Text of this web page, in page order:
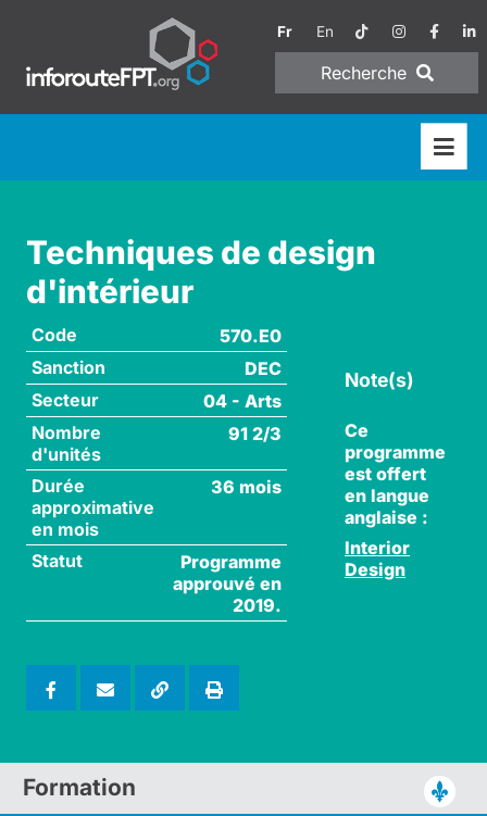
Fr En
Recherche
Techniques de design
d'intérieur
Code
570.E0
Sanction
DEC
Secteur
04 - Arts
Nombre
d'unités
91 2/3
Durée
approximative
en mois
36 mois
Statut
Programme
approuvé en
2019.
Note(s)
Ce
programme
est offert
en langue
anglaise :
Interior
Design
Formation